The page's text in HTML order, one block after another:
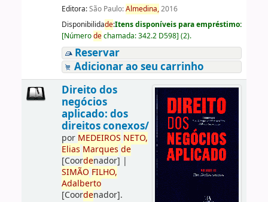
Editora:São Paulo:Almedina,2016
Disponibilidade:Itens disponíveis para empréstimo:
[Númerodechamada:342.2 D598] (2).
Reservar
Adicionar ao seu carrinho
Direito dos
negócios
aplicado: dos
direitos conexos/
por MEDEIROS NETO,
Elias Marques de
[Coordenador] |
SIMÃO FILHO,
Adalberto
[Coordenador].